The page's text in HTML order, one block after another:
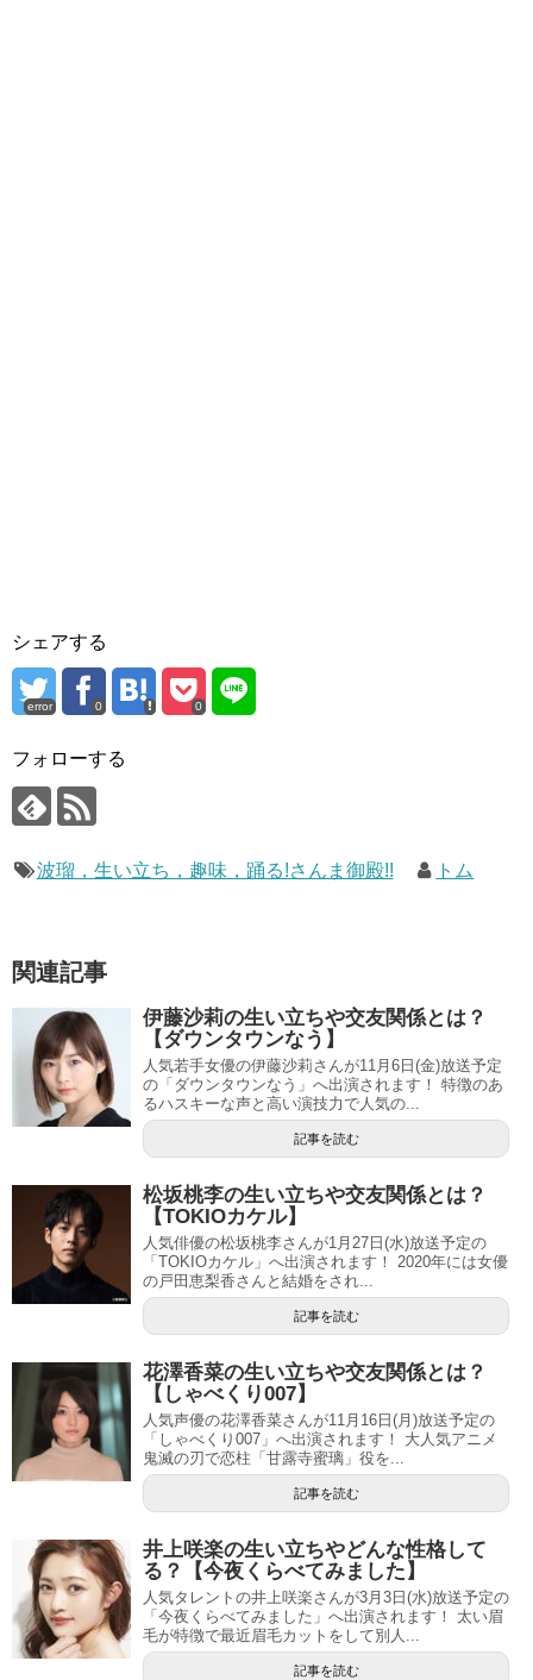
シェアする
error 0 0
フォローする
波瑠，生い立ち，趣味，踊る!さんま御殿!! トム
関連記事
伊藤沙莉の生い立ちや交友関係とは？
【ダウンタウンなう】
人気若手女優の伊藤沙莉さんが11月6日(金)放送予定
の「ダウンタウンなう」へ出演されます！ 特徴のあ
るハスキーな声と高い演技力で人気の...
記事を読む
松坂桃李の生い立ちや交友関係とは？
【TOKIOカケル】
人気俳優の松坂桃李さんが1月27日(水)放送予定の
「TOKIOカケル」へ出演されます！ 2020年には女優
の戸田恵梨香さんと結婚をされ...
記事を読む
花澤香菜の生い立ちや交友関係とは？
【しゃべくり007】
人気声優の花澤香菜さんが11月16日(月)放送予定の
「しゃべくり007」へ出演されます！ 大人気アニメ
鬼滅の刃で恋柱「甘露寺蜜璃」役を...
記事を読む
井上咲楽の生い立ちやどんな性格して
る？【今夜くらべてみました】
人気タレントの井上咲楽さんが3月3日(水)放送予定の
「今夜くらべてみました」へ出演されます！ 太い眉
毛が特徴で最近眉毛カットをして別人...
記事を読む